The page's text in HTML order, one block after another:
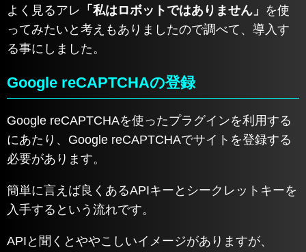
よく見るアレ 「私はロボットではありません」 を使
ってみたいと考えもありましたので調べて、導入す
る事にしました。
Google reCAPTCHAの登録
Google reCAPTCHAを使ったプラグインを利用する
にあたり、Google reCAPTCHAでサイトを登録する
必要があります。
簡単に言えば良くあるAPIキーとシークレットキーを
入手するという流れです。
APIと聞くとややこしいイメージがありますが、